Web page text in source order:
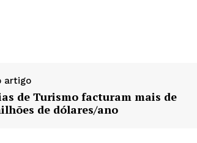
artigo
de Turismo facturam mais de
de dólares/ano